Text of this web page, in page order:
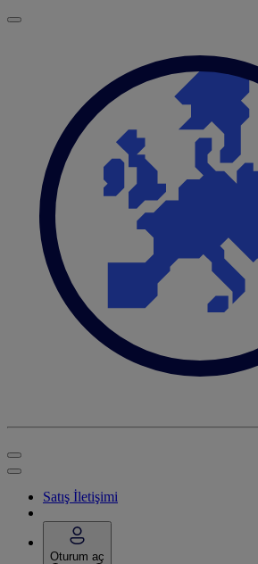
Satış İletişimi
Oturum aç